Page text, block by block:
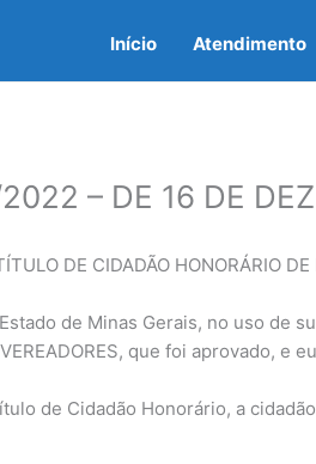
Início Atendimento
– DE 16 DE
DE CIDADÃO HONORÁRIO DE
Estado de Minas Gerais, no uso
que foi aprovado, e
de Cidadão Honorário, a